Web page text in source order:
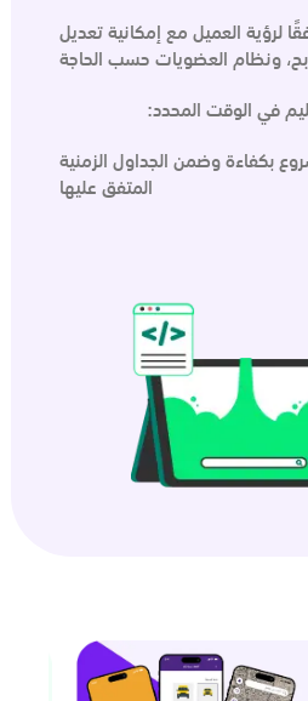
لرؤية العميل مع إمكانية تعديل
ونظام العضويات حسب الحاجة
في الوقت المحدد:
بكفاءة وضمن الجداول الزمنية
المتفق عليها